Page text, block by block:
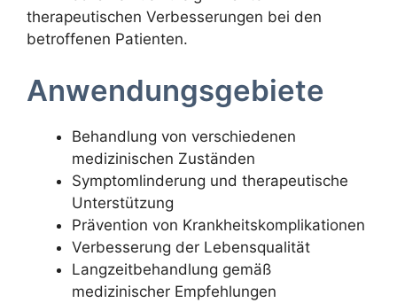
therapeutischen Verbesserungen bei den
betroffenen Patienten.
Anwendungsgebiete
Behandlung von verschiedenen
medizinischen Zuständen
Symptomlinderung und therapeutische
Unterstützung
Prävention von Krankheitskomplikationen
Verbesserung der Lebensqualität
Langzeitbehandlung gemäß
medizinischer Empfehlungen